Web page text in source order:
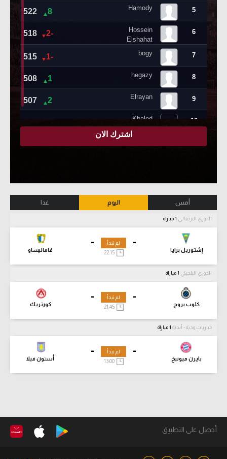
أمس اليوم غدا
الدوري البرتغالي
-
إشتوريل برايا
-
فاماليساو
لم تبدأ
22:15
الدوري البلجيكي
-
كلوب بروج
-
كورتريك
لم تبدأ
21:45
مباريات ودية - أندية
-
بايرن ميونيخ
-
أستون فيلا
لم تبدأ
13:00
أحصل على التطبيق